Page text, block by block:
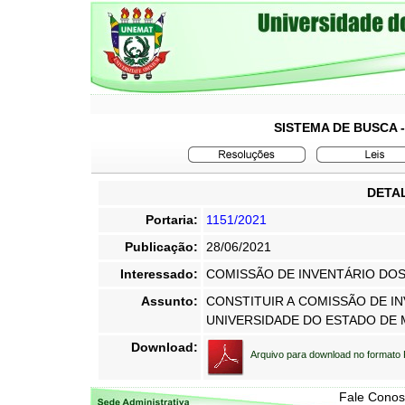
SISTEMA DE BUSCA
Portaria:
1151/2021
Publicação:
28/06/2021
Interessado:
COMISSÃO DE INVENTÁRIO
Assunto:
CONSTITUIR A COMISSÃO DE
UNIVERSIDADE DO ESTADO DE
Download:
Arquivo para download no formato
Fale